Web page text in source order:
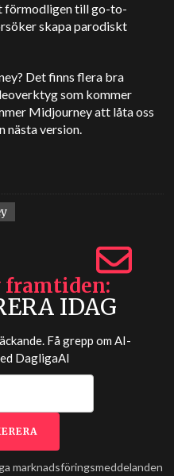
förmodligen till go-to-
skapa parodiskt
Det finns flera bra
som kommer
Midjourney att låta oss
nästa version.
framtiden
IDAG
Få grepp om AI-
DagligaAI
marknadsföringsmeddelanden